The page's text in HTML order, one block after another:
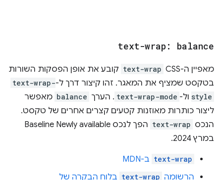
text-wrap: balance
מאפיין ה-CSS text-wrap קובע את אופן הפסקות השורות
בטקסט שמציף את המאגר. זהו קיצור דרך ל-text-wrap-
style ול- text-wrap-mode . הערך balance מאפשר
ליצור כותרות מאוזנות קטעים קצרים אחרים של טקסט.
הנכס text-wrap
הפך לנכס Baseline Newly available
במרץ 2024.
text-wrap ב-MDN
הרשומה text-wrap בלוח הבקרה של